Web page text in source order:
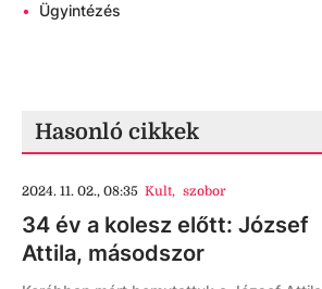
• Ügyintézés
Hasonló cikkek
2024. 11. 02., 08:35 Kult, szobor
34 év a kolesz előtt: József
Attila, másodszor